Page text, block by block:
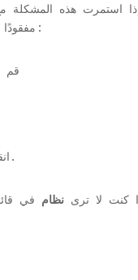
استمرت هذه المشكلة
مفقودًا من المجلد. لتعيين هذا ، قم بما يلي:
1.
فاتورة غير مدفوعة.
كنت لا ترى نظام في